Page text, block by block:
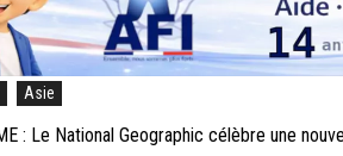
Asie
: Le National Geographic célèbre une